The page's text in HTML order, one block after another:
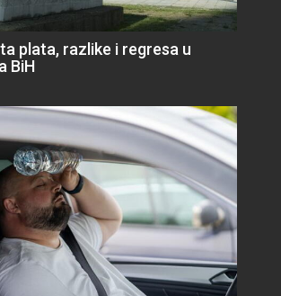
plata, razlike i regresa u
BiH